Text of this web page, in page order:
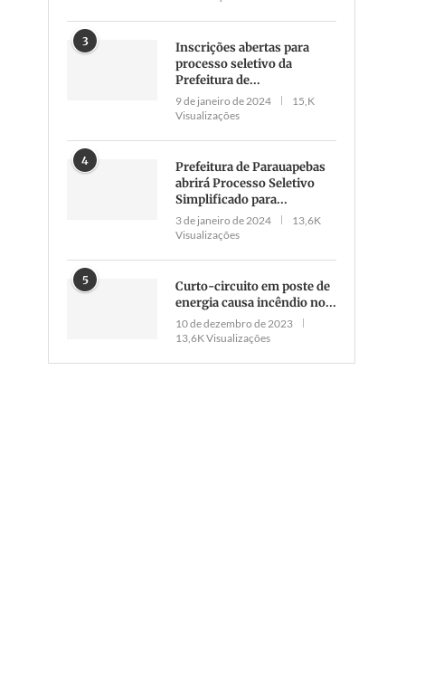
3
Inscrições abertas para
processo seletivo da
Prefeitura de...
9 de janeiro de 2024
15,K
Visualizações
4
Prefeitura de Parauapebas
abrirá Processo Seletivo
Simplificado para...
3 de janeiro de 2024
13,6K
Visualizações
5
Curto-circuito em poste de
energia causa incêndio no...
10 de dezembro de 2023
13,6K Visualizações